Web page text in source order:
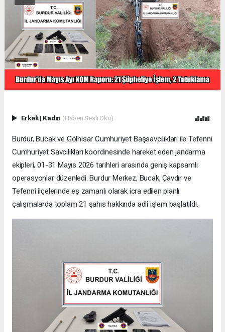
Erkek| Kadın (Haberi Sesli Oku)
Burdur, Bucak ve Gölhisar Cumhuriyet Başsavcılıkları ile Tefenni
Cumhuriyet Savcılıkları koordinesinde hareket eden jandarma
ekipleri, 01-31 Mayıs 2026 tarihleri arasında geniş kapsamlı
operasyonlar düzenledi. Burdur Merkez, Bucak, Çavdır ve
Tefenni ilçelerinde eş zamanlı olarak icra edilen planlı
çalışmalarda toplam 21 şahıs hakkında adli işlem başlatıldı.